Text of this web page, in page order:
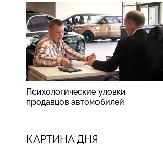
Психологические уловки
продавцов автомобилей
КАРТИНА ДНЯ